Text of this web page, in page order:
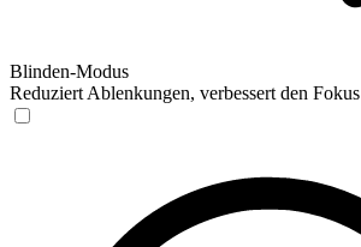
Blinden-Modus
Reduziert Ablenkungen, verbessert den Fokus